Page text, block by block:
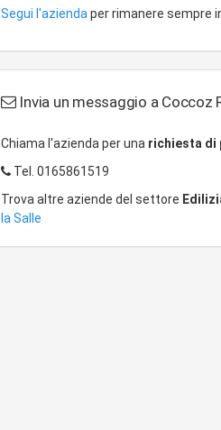
Segui l'azienda per rimanere sempre
Invia un messaggio a Coccoz
Chiama l'azienda per una richiesta di
Tel. 0165861519
Trova altre aziende del settore
la Salle